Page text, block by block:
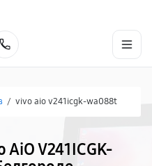
/ vivo aio v241icgk-wa088t
AiO V241ICGK-